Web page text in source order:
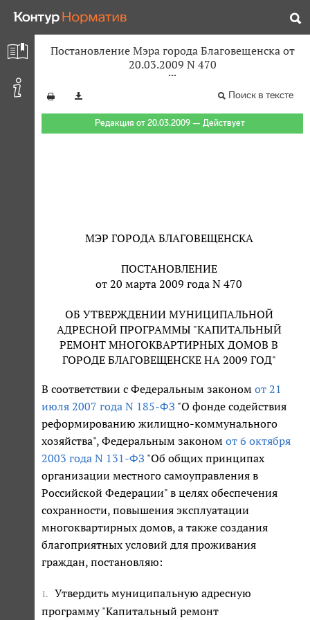
Постановление Мэра города Благовещенска от
20.03.2009 N 470
Поиск в тексте
Редакция от 20.03.2009 — Действует
МЭР ГОРОДА БЛАГОВЕЩЕНСКА
ПОСТАНОВЛЕНИЕ
от 20 марта 2009 года N 470
ОБ УТВЕРЖДЕНИИ МУНИЦИПАЛЬНОЙ
АДРЕСНОЙ ПРОГРАММЫ "КАПИТАЛЬНЫЙ
РЕМОНТ МНОГОКВАРТИРНЫХ ДОМОВ В
ГОРОДЕ БЛАГОВЕЩЕНСКЕ НА 2009 ГОД"
В соответствии с Федеральным законом от 21
июля 2007 года N 185-ФЗ "О фонде содействия
реформированию жилищно-коммунального
хозяйства", Федеральным законом от 6 октября
2003 года N 131-ФЗ "Об общих принципах
организации местного самоуправления в
Российской Федерации" в целях обеспечения
сохранности, повышения эксплуатации
многоквартирных домов, а также создания
благоприятных условий для проживания
граждан, постановляю:
1.
Утвердить муниципальную адресную
программу "Капитальный ремонт